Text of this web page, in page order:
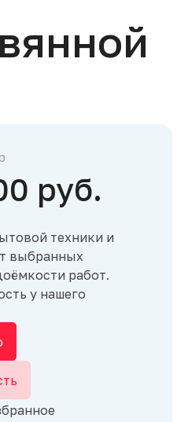
руб.
техники и
выбранных
работ.
у нашего